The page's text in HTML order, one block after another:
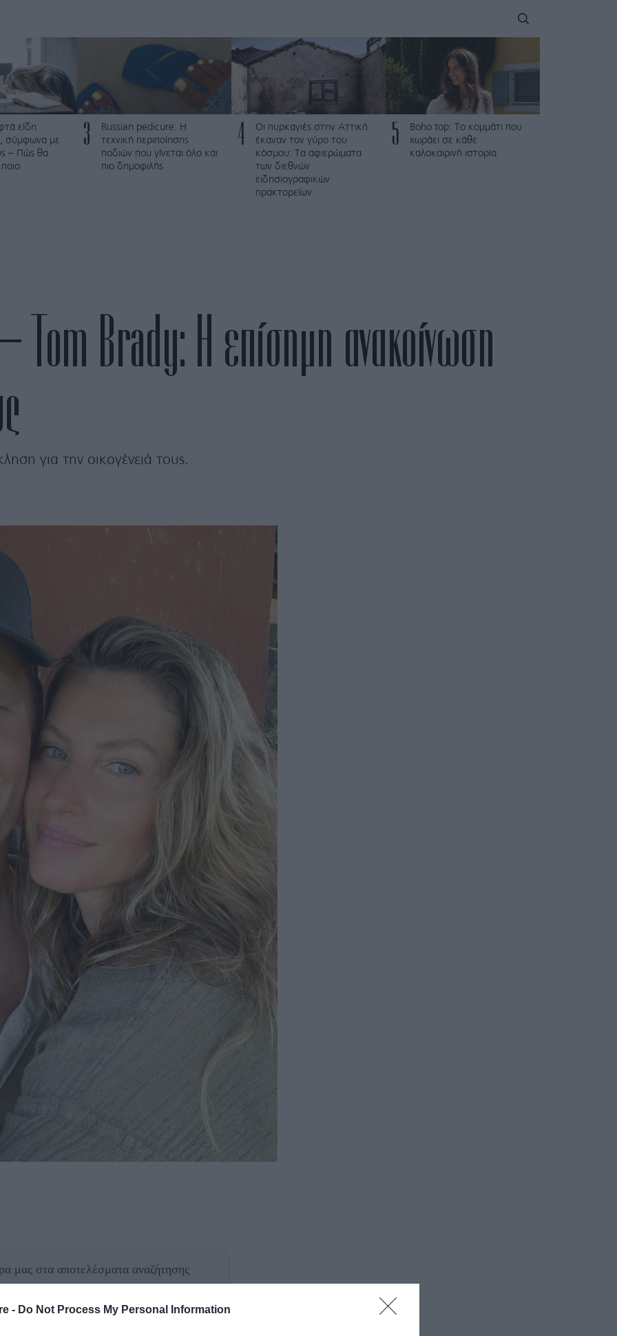
- Do Not Process My Personal Information
είδη
σύμφωνα με
– Πώς θα
3
Russian pedicure: Η
τεχνική περιποίησης
ποδιών που γίνεται όλο και
πιο δημοφιλής
4
Οι πυρκαγιές στην Αττική
έκαναν τον γύρο του
κόσμου: Τα αφιερώματα
των διεθνών
ειδησιογραφικών
πρακτορείων
5
Boho top: Το κομμάτι που
χωράει σε κάθε
καλοκαιρινή ιστορία
Tom Brady: Η επίσημη ανακοίνωση
για την οικογένειά τους.
μας στα αποτελέσματα αναζήτησης
on Google